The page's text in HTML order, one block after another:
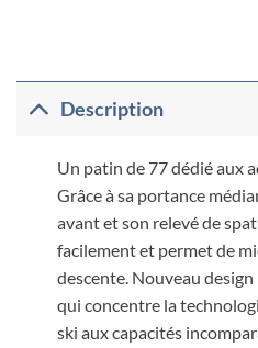
Description
Un patin de 77 dédié aux
Grâce à sa portance
avant et son relevé de
facilement et permet de
descente. Nouveau
qui concentre la
ski aux capacités